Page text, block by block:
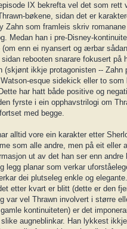
IX bekrefta vel det som rett
bøkene, sidan det er
Zahn som framleis skriv
Medan han i pre-Disney-
(om enn ei nyansert og ærbar
rebooten snarare fokusert på
(skjønt ikkje protagonisten -- Zahn
esque sidekick eller to
har hatt både positive og
fyrste i ein opphavstrilogi om
med begge.
alltid vore ein karakter etter
som alle andre, men på eit eller
ut av det han ser enn andre
legg planar som verkar
dei plutseleg enkle og
etter kvart er blitt (dette er den
var vel Thrawn involvert i større
kontinuiteten) er det
slike augneblinkar. Han lykkest